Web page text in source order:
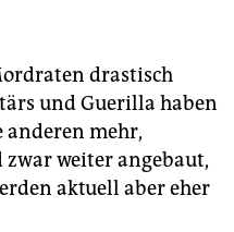
drastisch
und Guerilla haben
anderen mehr,
weiter angebaut,
aktuell aber eher